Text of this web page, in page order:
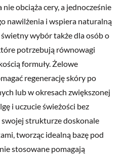
obciąża cery, a jednocześnie
nawilżenia i wspiera naturalną
wybór także dla osób o
potrzebują równowagi
formuły. Żelowe
regenerację skóry po
lub w okresach zwiększonej
i uczucie świeżości bez
strukturze doskonale
tworząc idealną bazę pod
stosowane pomagają